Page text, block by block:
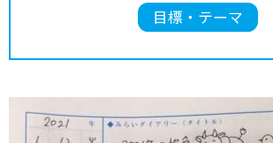
目標・テーマ